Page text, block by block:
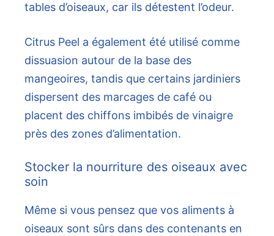
tables d’oiseaux, car ils détestent l’odeur.
Citrus Peel a également été utilisé comme
dissuasion autour de la base des
mangeoires, tandis que certains jardiniers
dispersent des marcages de café ou
placent des chiffons imbibés de vinaigre
près des zones d’alimentation.
Stocker la nourriture des oiseaux avec
soin
Même si vous pensez que vos aliments à
oiseaux sont sûrs dans des contenants en